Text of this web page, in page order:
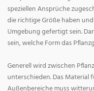
speziellen Ansprüche
die richtige Größe haben
Umgebung gefertigt sein.
sein, welche Form das
Generell wird zwischen
unterschieden. Das Material